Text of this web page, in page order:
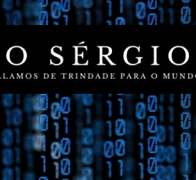
Pular para o conteúdo principal